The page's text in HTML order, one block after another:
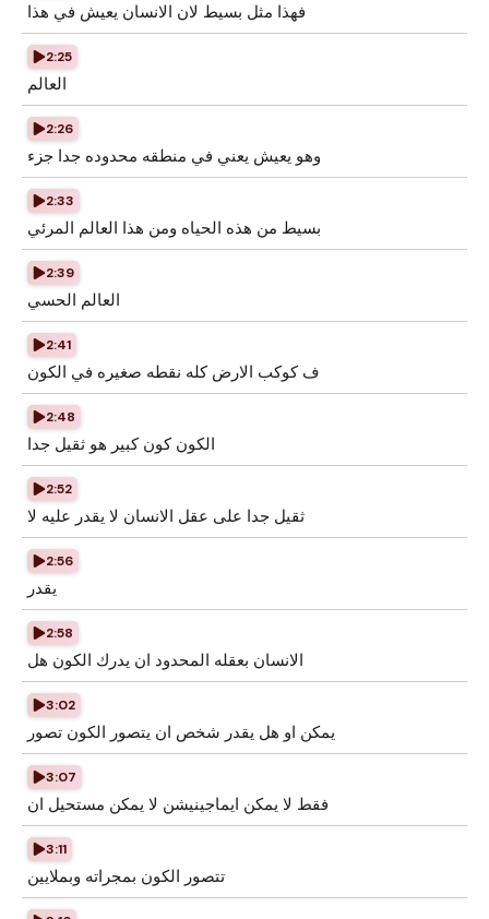
فهذا مثل بسيط لان الانسان يعيش في هذا
2:25
العالم
2:26
وهو يعيش يعني في منطقه محدوده جدا جزء
2:33
بسيط من هذه الحياه ومن هذا العالم المرئي
2:39
العالم الحسي
2:41
ف كوكب الارض كله نقطه صغيره في الكون
2:48
الكون كون كبير هو ثقيل جدا
2:52
ثقيل جدا على عقل الانسان لا يقدر عليه لا
2:56
يقدر
2:58
الانسان بعقله المحدود ان يدرك الكون هل
3:02
يمكن او هل يقدر شخص ان يتصور الكون تصور
3:07
فقط لا يمكن ايماجينيشن لا يمكن مستحيل ان
3:11
تتصور الكون بمجراته وبملايين